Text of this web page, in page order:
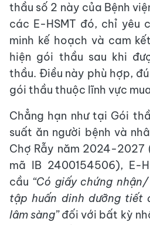
thầu số 2 này của Bệnh
các E-HSMT đó, chỉ yêu
minh kế hoạch và cam
hiện gói thầu sau khi
thầu. Điều này phù hợp,
gói thầu thuộc lĩnh vực
Chẳng hạn như tại Gói
suất ăn người bệnh và
Chợ Rẫy năm 2024-
mã IB 2400154506), E-
cầu “Có giấy chứng
tập huấn dinh dưỡng tiết
lâm sàng”đối với bất kỳ